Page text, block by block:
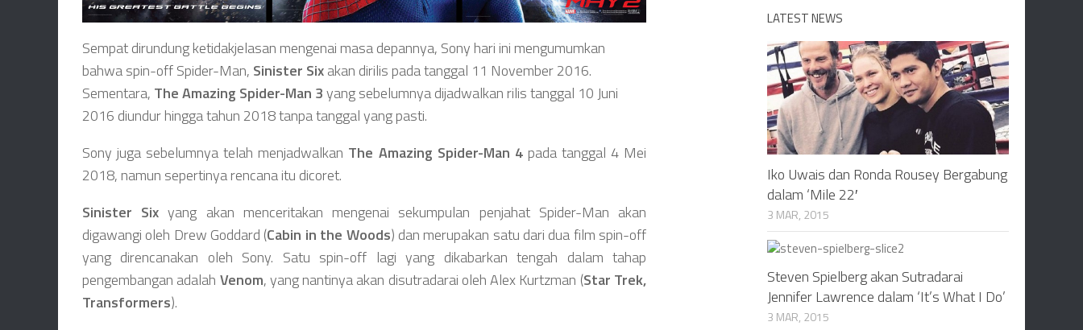
Sempat dirundung ketidakjelasan mengenai masa depannya, Sony hari ini mengumumkan
bahwa spin-off Spider-Man, Sinister Sixakan dirilis pada tanggal 11 November 2016.
Sementara, The Amazing Spider-Man 3yang sebelumnya dijadwalkan rilis tanggal 10 Juni
2016 diundur hingga tahun 2018 tanpa tanggal yang pasti.
Sony juga sebelumnya telah menjadwalkan The Amazing Spider-Man 4pada tanggal 4 Mei
2018, namun sepertinya rencana itu dicoret.
Sinister Six yang akan menceritakan mengenai sekumpulan penjahat Spider-Man akan
digawangi oleh Drew Goddard (Cabin in the Woods) dan merupakan satu dari dua film spin-off
yang direncanakan oleh Sony. Satu spin-off lagi yang dikabarkan tengah dalam tahap
pengembangan adalah Venom, yang nantinya akan disutradarai oleh Alex Kurtzman (Star Trek,
Transformers).
LATEST NEWS
Iko Uwais dan Ronda Rousey Bergabung
dalam ‘Mile 22′
3 MAR, 2015
Steven Spielberg akan Sutradarai
Jennifer Lawrence dalam ‘It’s What I Do’
3 MAR, 2015